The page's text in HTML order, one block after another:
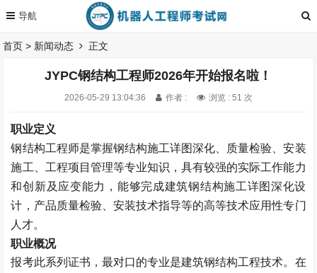
首页 > 新闻动态 正文
JYPC钢结构工程师2026年开始报名啦！
2026-05-29 13:04:36 作者 : 浏览 : 51 次
职业定义
钢结构工程师是掌握钢结构施工详图深化、质量检验、安装
施工、工程项目管理等专业知识，具有较强的实际工作能力
和创新及应变能力，能够完成建筑钢结构施工详图深化设
计，产品质量检验、安装技术指导等的高等技术应用性专门
人才。
职业概况
报考此系列证书，最对口的专业是建筑钢结构工程技术。在